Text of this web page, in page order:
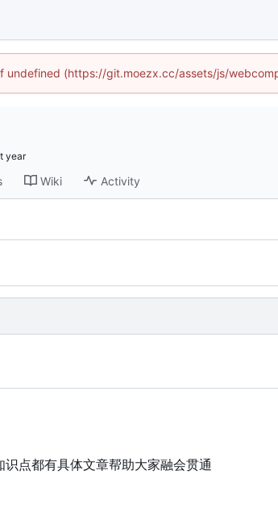
(https://git.moezx.cc/assets/js/
Wiki Activity
点都有具体文章帮助大家融会贯通